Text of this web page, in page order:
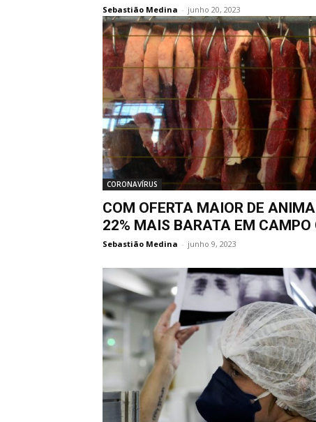
Sebastião Medina - junho 20, 2023
CORONAVÍRUS
COM OFERTA MAIOR DE
22% MAIS BARATA EM CAMPO
Sebastião Medina - junho 9, 2023